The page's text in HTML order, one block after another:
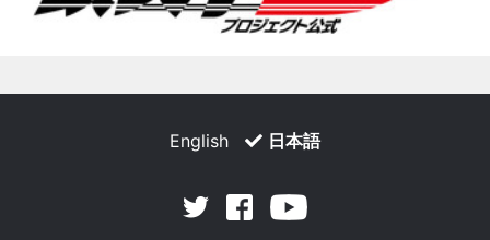
English 日本語
Twitter Facebook